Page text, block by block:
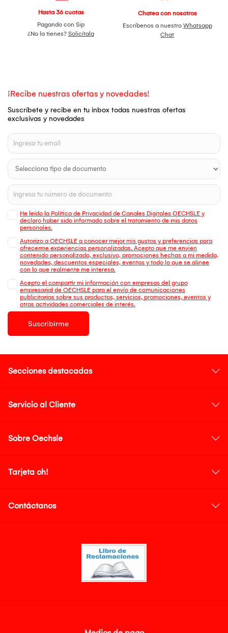
Hasta 36 cuotas
Pagando con Sip
¿No la tienes? Solicítala
Chatea con nosotros
Escríbenos a nuestro Whatsapp
Chat
¡Recibe nuestras ofertas y novedades!
Suscríbete y recibe en tu inbox todas nuestras ofertas
exclusivas y novedades
He leído la Política de Privacidad de Canales Digitales OECHSLE y
declaro haber sido informado sobre el tratamiento de mis datos
personales.
Autorizo a OECHSLE a conocer mejor mis gustos y preferencias para
ofrecerme experiencias personalizadas. Acepto que me envien
contenido personalizado, exclusivo, promociones hechas a mi medida,
novedades, descuentos especiales, eventos y todo lo que se alinee
con lo que realmente me interesa.
Acepto el compartir mi información con empresas del grupo
empresarial de OECHSLE para el envío de comunicaciones
publicitarias sobre sus productos, servicios, promociones, eventos y
otras actividades comerciales de interés.
Suscribirme
Secciones destacadas
Servicio al Cliente
Sobre Oechsle
Tarjeta oh!
Contáctanos